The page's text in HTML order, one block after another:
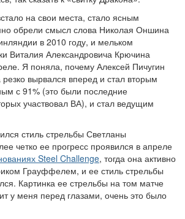
на свои места, стало ясным
обрели смысл слова Николая Оншина
в 2010 году, и мельком
Виталия Александровича Крючина
Я поняла, почему Алексей Пичугин
резко вырвался вперед и стал вторым
с 91% (это были последние
участвовал ВА), и стал ведущим
стиль стрельбы Светланы
четко ее прогресс проявился в апреле
Steel Challenge, тогда она активно
Грауффелем, и ее стиль стрельбы
Картинка ее стрельбы на том матче
у меня перед глазами, очень это было